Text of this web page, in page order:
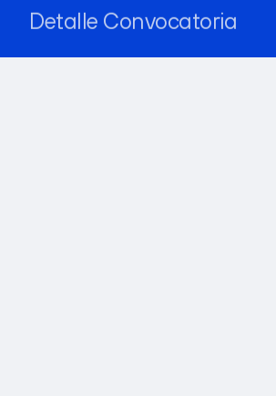
Detalle Convocatoria